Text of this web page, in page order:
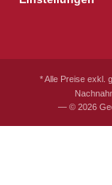
* Alle Preise exkl.
— © 2026